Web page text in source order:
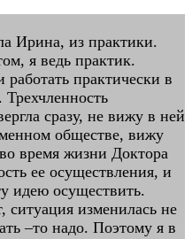
Ирина, из практики.
я ведь практик.
практически в
Трехчленность
сразу, не вижу в ней
обществе, вижу
время жизни Доктора
ее осуществления, и
идею осуществить.
ситуация изменилась не
–то надо. Поэтому я в